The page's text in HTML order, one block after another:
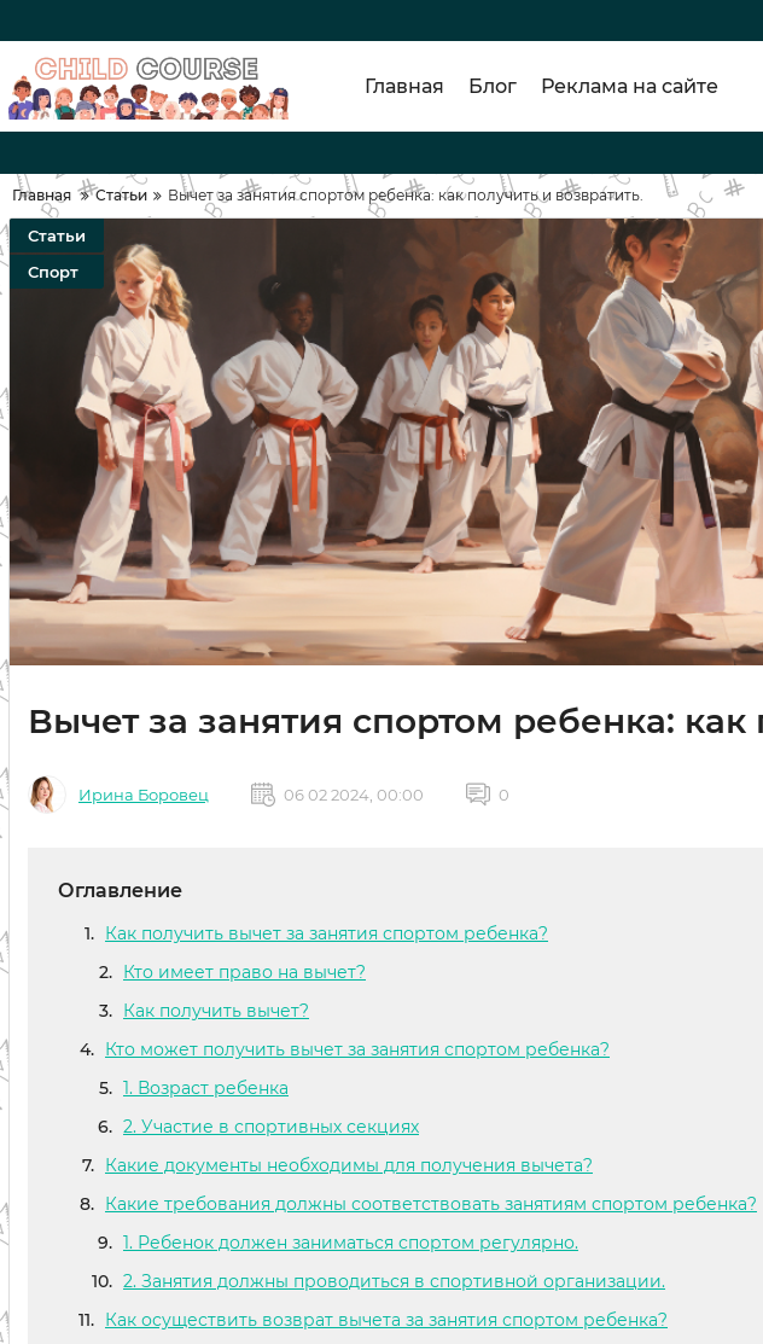
Главная Блог Реклама на сайте
Главная Статьи Вычет за занятия спортом ребенка: как получить и возвратить.
Статьи
Спорт
Вычет за занятия спортом ребенка: как
Ирина Боровец 06 02 2024, 00:00 0
Оглавление
Как получить вычет за занятия спортом ребенка?
Кто имеет право на вычет?
Как получить вычет?
Кто может получить вычет за занятия спортом ребенка?
1. Возраст ребенка
2. Участие в спортивных секциях
Какие документы необходимы для получения вычета?
Какие требования должны соответствовать занятиям спортом ребенка?
1. Ребенок должен заниматься спортом регулярно.
2. Занятия должны проводиться в спортивной организации.
Как осуществить возврат вычета за занятия спортом ребенка?